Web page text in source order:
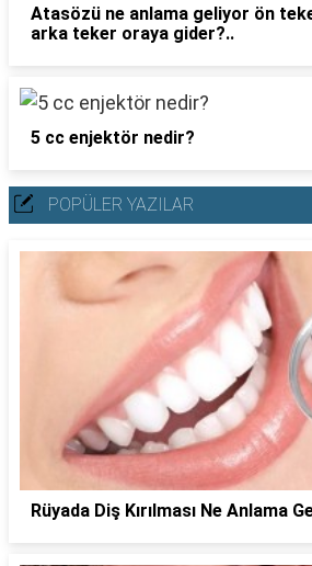
Atasözü ne anlama geliyor ön
arka teker oraya gider?..
5 cc enjektör nedir?
POPÜLER YAZILAR
Rüyada Diş Kırılması Ne Anlama